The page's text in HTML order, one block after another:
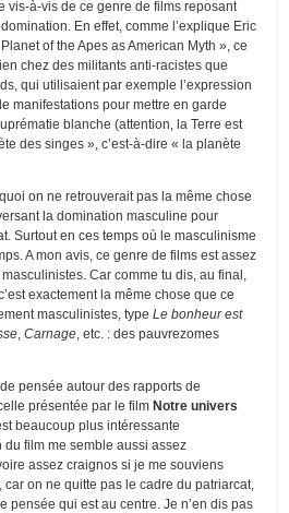
vis-à-vis de ce genre de films reposant
En effet, comme l’explique Eric
of the Apes as American Myth », ce
chez des militants anti-racistes que
qui utilisaient par exemple l’expression
manifestations pour mettre en garde
blanche (attention, la Terre est
des singes », c’est-à-dire « la planète
on ne retrouverait pas la même chose
la domination masculine pour
Surtout en ces temps où le masculinisme
A mon avis, ce genre de films est assez
Car comme tu dis, au final,
exactement la même chose que ce
masculinistes, type Le bonheur est
Carnage , etc. : des pauvrezomes
pensée autour des rapports de
présentée par le film Notre univers
beaucoup plus intéressante
film me semble aussi assez
assez craignos si je me souviens
on ne quitte pas le cadre du patriarcat,
pensée qui est au centre. Je n’en dis pas